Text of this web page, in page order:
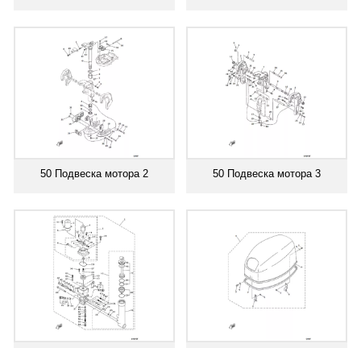
50 Подвеска мотора 2 50 Подвеска мотора 3